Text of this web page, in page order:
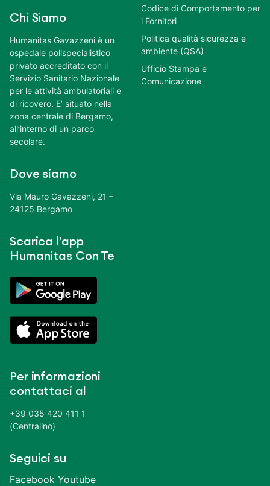
Chi Siamo
Humanitas Gavazzeni è un
ospedale polispecialistico
privato accreditato con il
Servizio Sanitario Nazionale
per le attività ambulatoriali e
di ricovero. E’ situato nella
zona centrale di Bergamo,
all’interno di un parco
secolare.
Dove siamo
Via Mauro Gavazzeni, 21 –
24125 Bergamo
Scarica l’app
Humanitas Con Te
Per informazioni
contattaci al
+39 035 420 411 1
(Centralino)
Seguici su
Facebook Youtube
Codice di Comportamento per
i Fornitori
Politica qualità sicurezza e
ambiente (QSA)
Ufficio Stampa e
Comunicazione